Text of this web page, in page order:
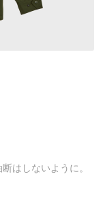
はしないように。